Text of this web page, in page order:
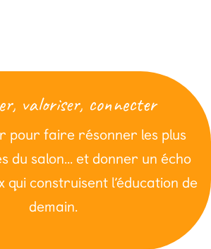
valoriser, connecter
pour faire résonner les plus
du salon… et donner un écho
qui construisent l’éducation de
demain.